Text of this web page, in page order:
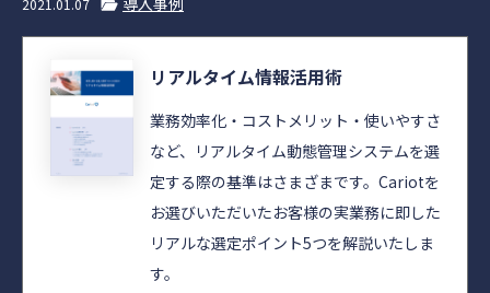
2021.01.07
リアルタイム情報活用術
業務効率化・コストメリット・使いやすさ
など、リアルタイム動態管理システムを選
定する際の基準はさまざまです。Cariotを
お選びいただいたお客様の実業務に即した
リアルな選定ポイント5つを解説いたしま
す。